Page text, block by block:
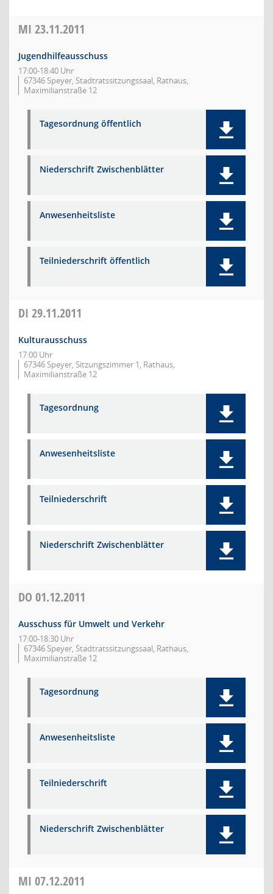
MI 23.11.2011
Jugendhilfeausschuss
17:00-18:40 Uhr
67346 Speyer, Stadtratssitzungssaal, Rathaus,
Maximilianstraße 12
Tagesordnung öffentlich
Niederschrift Zwischenblätter
Anwesenheitsliste
Teilniederschrift öffentlich
DI 29.11.2011
Kulturausschuss
17:00 Uhr
67346 Speyer, Sitzungszimmer 1, Rathaus,
Maximilianstraße 12
Tagesordnung
Anwesenheitsliste
Teilniederschrift
Niederschrift Zwischenblätter
DO 01.12.2011
Ausschuss für Umwelt und Verkehr
17:00-18:30 Uhr
67346 Speyer, Stadtratssitzungssaal, Rathaus,
Maximilianstraße 12
Tagesordnung
Anwesenheitsliste
Teilniederschrift
Niederschrift Zwischenblätter
MI 07.12.2011